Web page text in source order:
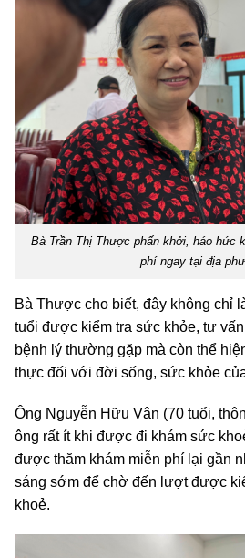
Bà Trần Thị Thược phấn khởi, háo hức
phí ngay tại địa
Bà Thược cho biết, đây không chỉ
tuổi được kiểm tra sức khỏe, tư
bệnh lý thường gặp mà còn thể
thực đối với đời sống, sức khỏe
Ông Nguyễn Hữu Vân (70 tuổi,
ông rất ít khi được đi khám sức
được thăm khám miễn phí lại gần
sáng sớm để chờ đến lượt được
khoẻ.